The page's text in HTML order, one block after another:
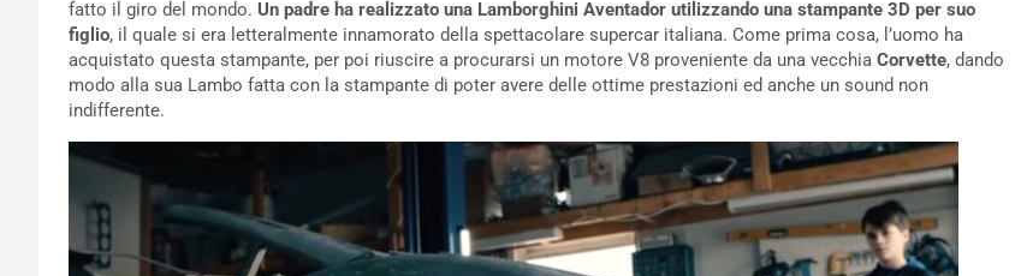
fatto il giro del mondo. Un padre ha realizzato una Lamborghini Aventador utilizzando una stampante 3D per suo
figlio, il quale si era letteralmente innamorato della spettacolare supercar italiana. Come prima cosa, l’uomo ha
acquistato questa stampante, per poi riuscire a procurarsi un motore V8 proveniente da una vecchia Corvette, dando
modo alla sua Lambo fatta con la stampante di poter avere delle ottime prestazioni ed anche un sound non
indifferente.